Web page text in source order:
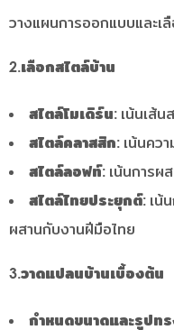
วางแผนการออกแบบและเ
2.เลือกสไตล์บ้าน
สไตล์โมเดิร์น: เน้นเส้น
สไตล์คลาสสิก: เน้นคว
สไตล์ลอฟท์: เน้นการผ
สไตล์ไทยประยุกต์: เน้
ผสานกับงานฝีมือไทย
3.วาดแปลนบ้านเบื้องต้น
กำหนดขนาดและรูปท